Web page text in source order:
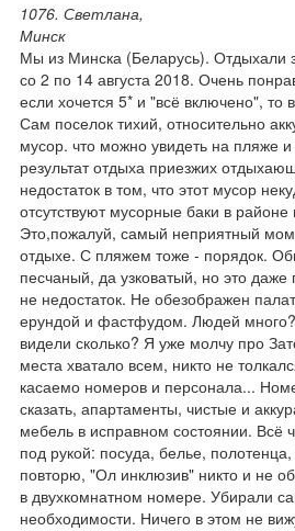
1076. Светлана,
Минск
Мы из Минска (Беларусь). Отдыхали
со 2 по 14 августа 2018. Очень
если хочется 5* и "всё включено", то
Сам поселок тихий, относительно
мусор. что можно увидеть на пляже и
результат отдыха приезжих
недостаток в том, что этот мусор
отсутствуют мусорные баки в районе
Это,пожалуй, самый неприятный
отдыхе. С пляжем тоже - порядок.
песчаный, да узковатый, но это
не недостаток. Не обезображен
ерундой и фастфудом. Людей
видели сколько? Я уже молчу про
места хватало всем, никто не
касаемо номеров и персонала...
сказать, апартаменты, чистые и
мебель в исправном состоянии. Всё
под рукой: посуда, белье,
повторю, "Ол инклюзив" никто и не
в двухкомнатном номере. Убирали
необходимости. Ничего в этом не